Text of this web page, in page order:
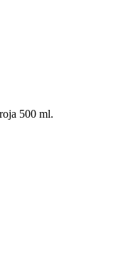
500 ml.